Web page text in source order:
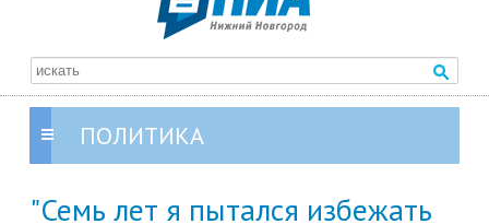
ПОЛИТИКА
"Семь лет я пытался избежать